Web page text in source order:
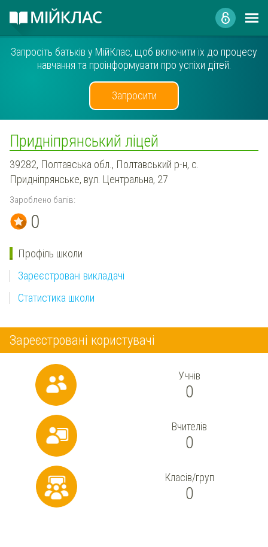
Запросіть батьків у МійКлас, щоб включити їх до процесу
навчання та проінформувати про успіхи дітей.
Запросити
Придніпрянський ліцей
39282, Полтавська обл., Полтавський р-н, с.
Придніпрянське, вул. Центральна, 27
Зароблено балів:
0
Профіль школи
Зареєстровані викладачі
Статистика школи
Зареєстровані користувачі
Учнів
0
Вчителів
0
Класів/груп
0